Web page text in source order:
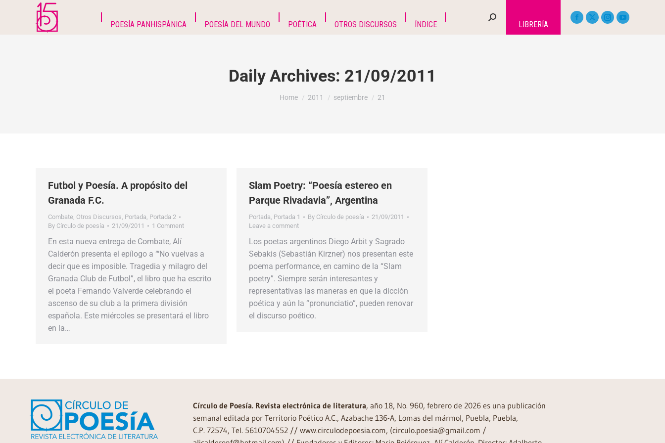
POESÍA PANHISPÁNICA POESÍA DEL MUNDO POÉTICA OTROS DISCURSOS ÍNDICE LIBRERÍA
Daily Archives: 21/09/2011
You are here:
Home 2011 septiembre 21
Futbol y Poesía. A propósito del
Granada F.C.
Combate, Otros Discursos, Portada, Portada 2
By Círculo de poesía 21/09/2011 1 Comment
En esta nueva entrega de Combate, Alí
Calderón presenta el epílogo a “‘No vuelvas a
decir que es imposible. Tragedia y milagro del
Granada Club de Futbol”, el libro que ha escrito
el poeta Fernando Valverde celebrando el
ascenso de su club a la primera división
española. Este miércoles se presentará el libro
en la…
Slam Poetry: “Poesía estereo en
Parque Rivadavia”, Argentina
Portada, Portada 1 By Círculo de poesía
21/09/2011
Leave a comment
Los poetas argentinos Diego Arbit y Sagrado
Sebakis (Sebastián Kirzner) nos presentan este
poema performance, en camino de la “Slam
poetry”. Siempre serán interesantes y
representativas las maneras en que la dicción
poética y aún la “pronunciatio”, pueden renovar
el discurso poético.
Círculo de Poesía. Revista electrónica de literatura, año 18, No. 960, febrero de 2026 es una publicación
semanal editada por Territorio Poético A.C., Azabache 136-A, Lomas del mármol, Puebla, Puebla,
C.P. 72574, Tel. 5610704552 // www.circulodepoesia.com, (circulo.poesia@gmail.com /